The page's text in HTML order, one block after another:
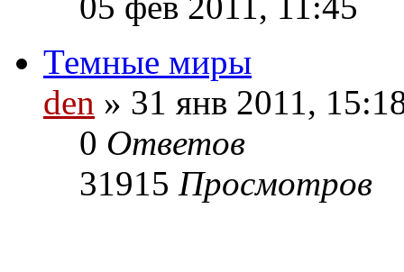
Темные миры
den » 31 янв 2011,
0 Ответов
31915 Просмотров